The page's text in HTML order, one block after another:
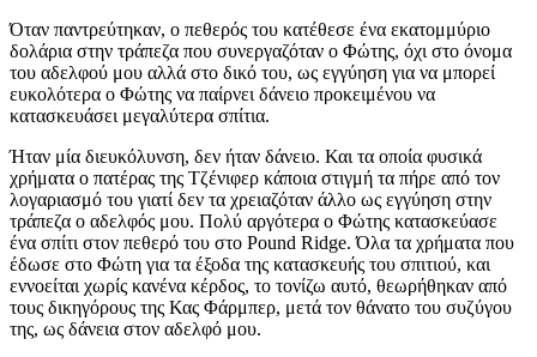
Όταν παντρεύτηκαν, ο πεθερός του κατέθεσε ένα εκατομμύριο
δολάρια στην τράπεζα που συνεργαζόταν ο Φώτης, όχι στο όνομα
του αδελφού μου αλλά στο δικό του, ως εγγύηση για να μπορεί
ευκολότερα ο Φώτης να παίρνει δάνειο προκειμένου να
κατασκευάσει μεγαλύτερα σπίτια.
Ήταν μία διευκόλυνση, δεν ήταν δάνειο. Και τα οποία φυσικά
χρήματα ο πατέρας της Τζένιφερ κάποια στιγμή τα πήρε από τον
λογαριασμό του γιατί δεν τα χρειαζόταν άλλο ως εγγύηση στην
τράπεζα ο αδελφός μου. Πολύ αργότερα ο Φώτης κατασκεύασε
ένα σπίτι στον πεθερό του στο Pound Ridge. Όλα τα χρήματα που
έδωσε στο Φώτη για τα έξοδα της κατασκευής του σπιτιού, και
εννοείται χωρίς κανένα κέρδος, το τονίζω αυτό, θεωρήθηκαν από
τους δικηγόρους της Κας Φάρμπερ, μετά τον θάνατο του συζύγου
της, ως δάνεια στον αδελφό μου.